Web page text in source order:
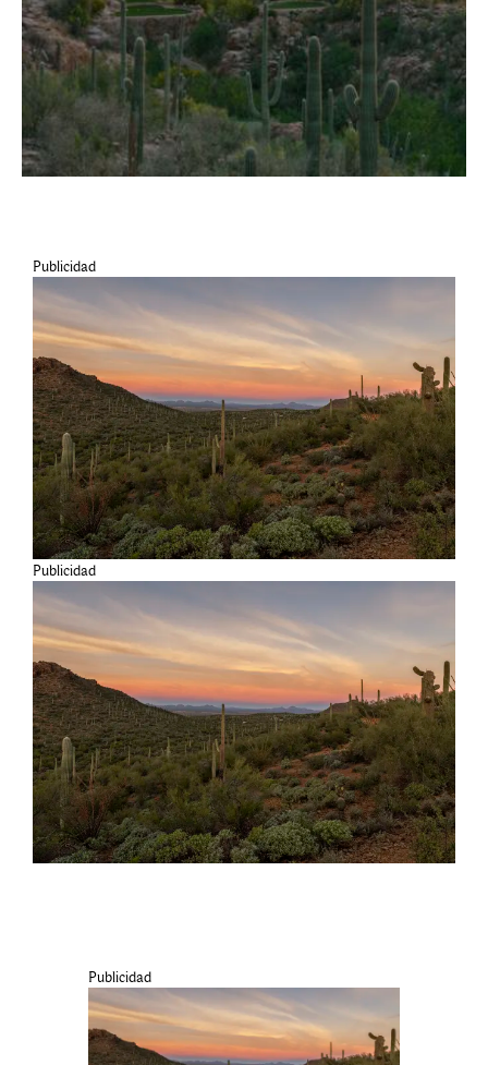
Publicidad
Publicidad
Publicidad